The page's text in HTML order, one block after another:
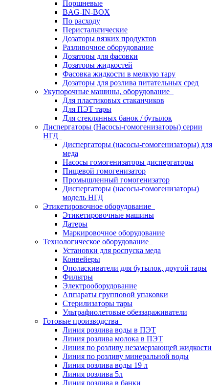
Поршневые
BAG-IN-BOX
По расходу
Перистальтические
Дозаторы вязких продуктов
Разливочное оборудование
Дозаторы для фасовки
Дозаторы жидкостей
Фасовка жидкости в мелкую тару
Дозаторы для розлива питательных сред
Укупорочные машины, оборудование
Для пластиковых стаканчиков
Для ПЭТ тары
Для стеклянных банок / бутылок
Диспергаторы (Насосы-гомогенизаторы) серии
НГД
Диспергаторы (насосы-гомогенизаторы) для
меда
Насосы гомогенизаторы диспергаторы
Пищевой гомогенизатор
Промышленный гомогенизатор
Диспергаторы (насосы-гомогенизаторы)
модель НГД
Этикетировочное оборудование
Этикетировочные машины
Датеры
Маркировочное оборудование
Технологическое оборудование
Установки для роспуска меда
Конвейеры
Ополаскиватели для бутылок, другой тары
Фильтры
Электрооборудование
Аппараты групповой упаковки
Стерилизаторы тары
Ультрафиолетовые обеззараживатели
Готовые производства
Линия розлива воды в ПЭТ
Линия розлива молока в ПЭТ
Линия по розливу незамерзающей жидкости
Линия по розливу минеральной воды
Линия розлива воды 19 л
Линия розлива 5л
Линия розлива в банки